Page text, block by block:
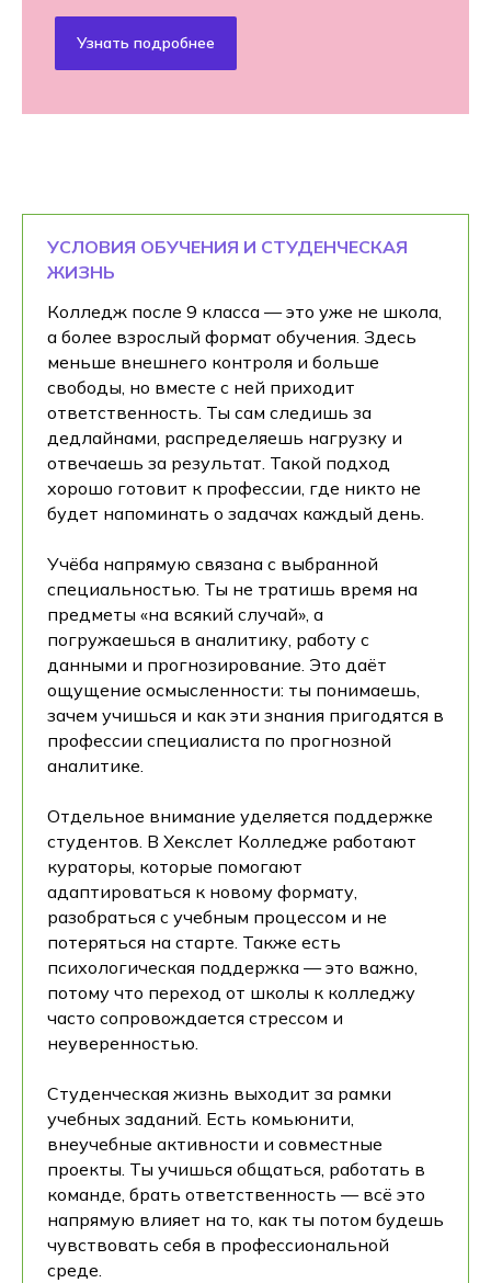
Узнать подробнее
УСЛОВИЯ ОБУЧЕНИЯ И СТУДЕНЧЕСКАЯ
ЖИЗНЬ
Колледж после 9 класса — это уже не школа,
а более взрослый формат обучения. Здесь
меньше внешнего контроля и больше
свободы, но вместе с ней приходит
ответственность. Ты сам следишь за
дедлайнами, распределяешь нагрузку и
отвечаешь за результат. Такой подход
хорошо готовит к профессии, где никто не
будет напоминать о задачах каждый день.
Учёба напрямую связана с выбранной
специальностью. Ты не тратишь время на
предметы «на всякий случай», а
погружаешься в аналитику, работу с
данными и прогнозирование. Это даёт
ощущение осмысленности: ты понимаешь,
зачем учишься и как эти знания пригодятся в
профессии специалиста по прогнозной
аналитике.
Отдельное внимание уделяется поддержке
студентов. В Хекслет Колледже работают
кураторы, которые помогают
адаптироваться к новому формату,
разобраться с учебным процессом и не
потеряться на старте. Также есть
психологическая поддержка — это важно,
потому что переход от школы к колледжу
часто сопровождается стрессом и
неуверенностью.
Студенческая жизнь выходит за рамки
учебных заданий. Есть комьюнити,
внеучебные активности и совместные
проекты. Ты учишься общаться, работать в
команде, брать ответственность — всё это
напрямую влияет на то, как ты потом будешь
чувствовать себя в профессиональной
среде.